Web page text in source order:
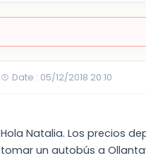
Date : 05/12/2018 20:10
Hola Natalia. Los precios
tomar un autobús a